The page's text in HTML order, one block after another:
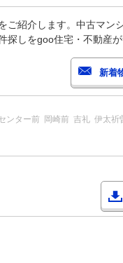
紹介します。中古マン
しをgoo住宅・不動産が
ンター前 岡崎前 吉礼 伊太祈